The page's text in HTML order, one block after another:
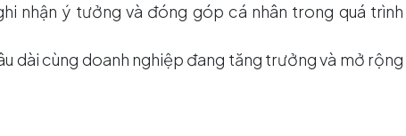
nhận ý tưởng và đóng góp cá nhân trong quá trình
dài cùng doanh nghiệp đang tăng trưởng và mở rộng